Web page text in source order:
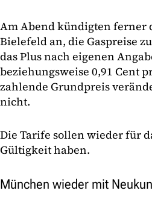
Am Abend kündigten ferner
Bielefeld an, die Gaspreise
das Plus nach eigenen
beziehungsweise 0,91 Cent
zahlende Grundpreis
nicht.
Die Tarife sollen wieder für
Gültigkeit haben.
München wieder mit